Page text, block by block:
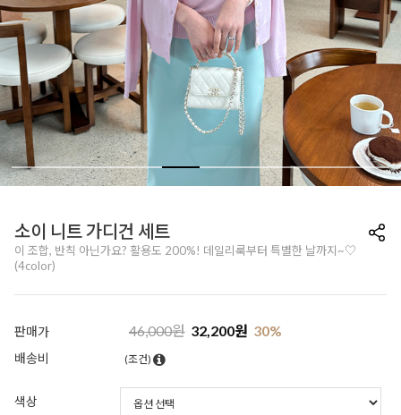
소이 니트 가디건 세트
이 조합, 반칙 아닌가요? 활용도 200%! 데일리룩부터 특별한 날까지~♡
(4color)
판매가 46,000원 32,200원 30%
배송비 (조건)
색상